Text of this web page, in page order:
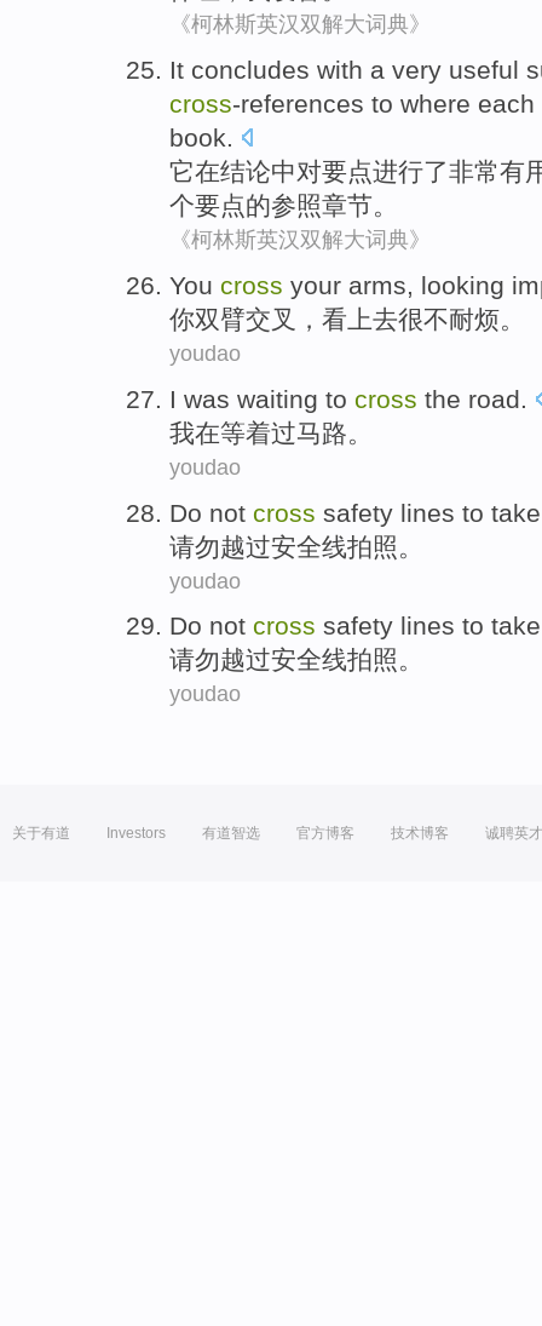
《柯林斯英汉双解大词典》
It concludes with a very useful
cross-references to where each
book.
它在结论中对要点进行了非常有
个要点的参照章节。
《柯林斯英汉双解大词典》
You cross your arms, looking
你双臂交叉，看上去很不耐烦。
youdao
I was waiting to cross the road.
我在等着过马路。
youdao
Do not cross safety lines to
请勿越过安全线拍照。
youdao
Do not cross safety lines to
请勿越过安全线拍照。
youdao
关于有道 Investors 有道智选 官方博客 技术博客 诚聘英才